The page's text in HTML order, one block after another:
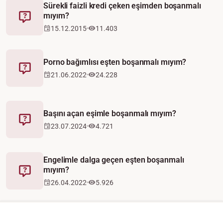
Fetva
Sürekli faizli kredi çeken eşimden boşanmalı
mıyım?
15.12.2015 11.403
Fetva
Porno bağımlısı eşten boşanmalı mıyım?
21.06.2022 24.228
Fetva
Başını açan eşimle boşanmalı mıyım?
23.07.2024 4.721
Fetva
Engelimle dalga geçen eşten boşanmalı
mıyım?
26.04.2022 5.926